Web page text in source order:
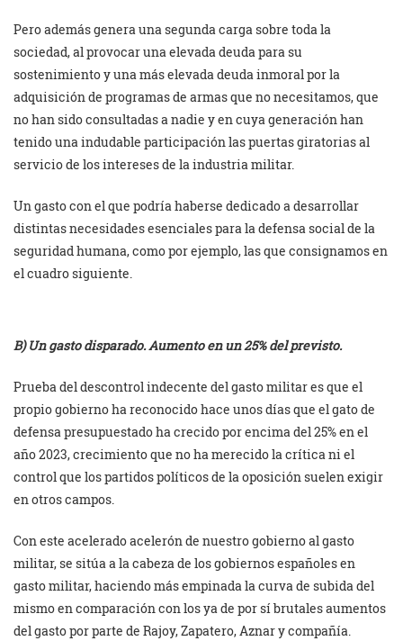
Pero además genera una segunda carga sobre toda la
sociedad, al provocar una elevada deuda para su
sostenimiento y una más elevada deuda inmoral por la
adquisición de programas de armas que no necesitamos, que
no han sido consultadas a nadie y en cuya generación han
tenido una indudable participación las puertas giratorias al
servicio de los intereses de la industria militar.
Un gasto con el que podría haberse dedicado a desarrollar
distintas necesidades esenciales para la defensa social de la
seguridad humana, como por ejemplo, las que consignamos en
el cuadro siguiente.
B) Un gasto disparado. Aumento en un 25% del previsto.
Prueba del descontrol indecente del gasto militar es que el
propio gobierno ha reconocido hace unos días que el gato de
defensa presupuestado ha crecido por encima del 25% en el
año 2023, crecimiento que no ha merecido la crítica ni el
control que los partidos políticos de la oposición suelen exigir
en otros campos.
Con este acelerado acelerón de nuestro gobierno al gasto
militar, se sitúa a la cabeza de los gobiernos españoles en
gasto militar, haciendo más empinada la curva de subida del
mismo en comparación con los ya de por sí brutales aumentos
del gasto por parte de Rajoy, Zapatero, Aznar y compañía.